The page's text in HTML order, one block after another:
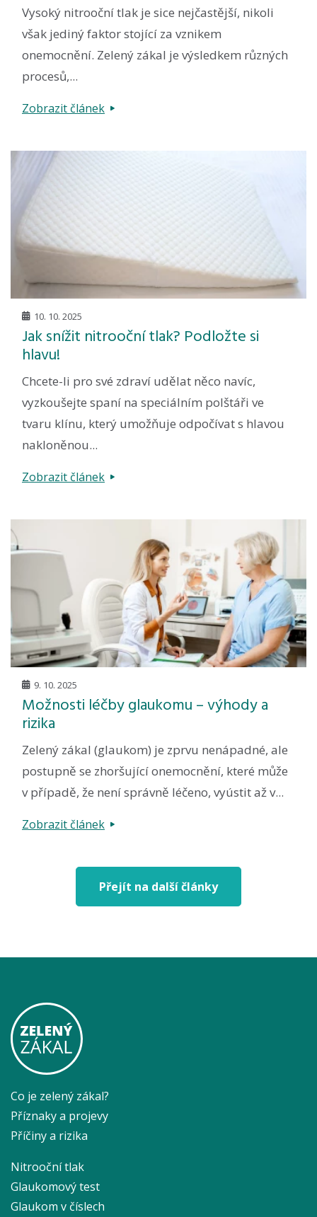
Vysoký nitrooční tlak je sice nejčastější, nikoli
však jediný faktor stojící za vznikem
onemocnění. Zelený zákal je výsledkem různých
procesů,...
Zobrazit článek
10. 10. 2025
Jak snížit nitrooční tlak? Podložte si
hlavu!
Chcete-li pro své zdraví udělat něco navíc,
vyzkoušejte spaní na speciálním polštáři ve
tvaru klínu, který umožňuje odpočívat s hlavou
nakloněnou...
Zobrazit článek
9. 10. 2025
Možnosti léčby glaukomu – výhody a
rizika
Zelený zákal (glaukom) je zprvu nenápadné, ale
postupně se zhoršující onemocnění, které může
v případě, že není správně léčeno, vyústit až v...
Zobrazit článek
Přejít na další články
Co je zelený zákal?
Příznaky a projevy
Příčiny a rizika
Nitrooční tlak
Glaukomový test
Glaukom v číslech